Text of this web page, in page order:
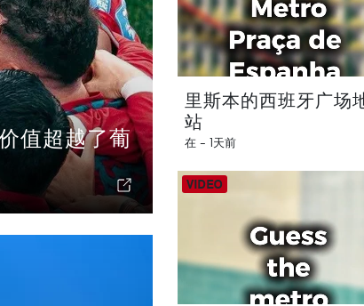
值超越了葡
里斯本的西班牙广场
站
在 - 1天前